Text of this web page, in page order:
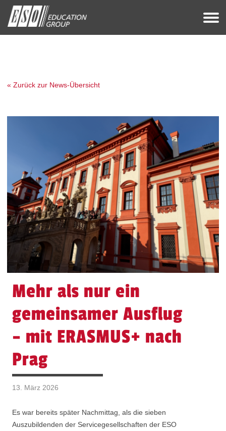
« Zurück zur News-Übersicht
Mehr als nur ein
gemeinsamer Ausflug
– mit ERASMUS+ nach
Prag
13. März 2026
Es war bereits später Nachmittag, als die sieben
Auszubildenden der Servicegesellschaften der ESO